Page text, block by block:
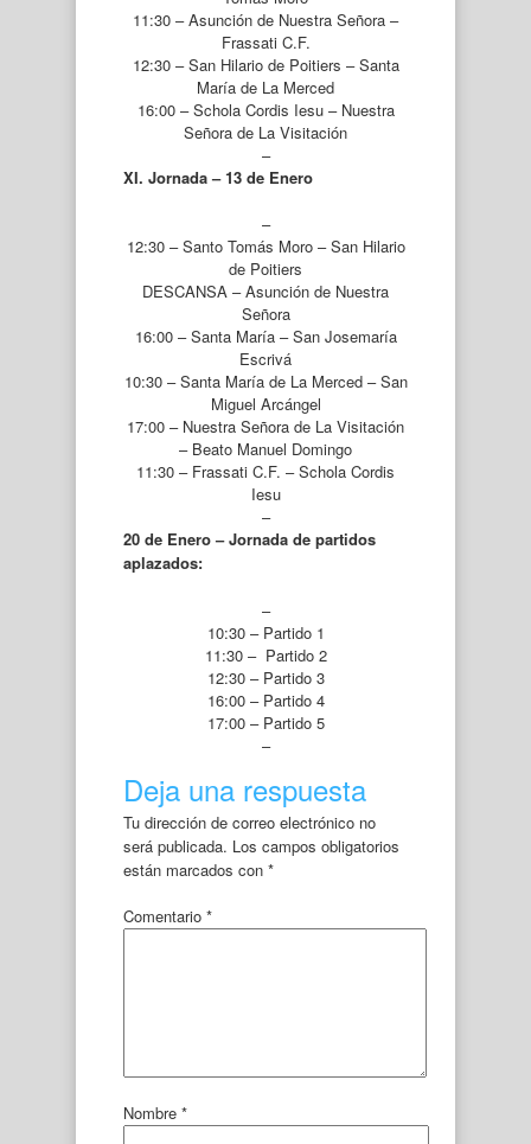
11:30 – Asunción de Nuestra Señora –
Frassati C.F.
12:30 – San Hilario de Poitiers – Santa
María de La Merced
16:00 – Schola Cordis Iesu – Nuestra
Señora de La Visitación
–
XI. Jornada – 13 de Enero
–
12:30 – Santo Tomás Moro – San Hilario
de Poitiers
DESCANSA – Asunción de Nuestra
Señora
16:00 – Santa María – San Josemaría
Escrivá
10:30 – Santa María de La Merced – San
Miguel Arcángel
17:00 – Nuestra Señora de La Visitación
– Beato Manuel Domingo
11:30 – Frassati C.F. – Schola Cordis
Iesu
–
20 de Enero – Jornada de partidos
aplazados:
–
10:30 – Partido 1
11:30 – Partido 2
12:30 – Partido 3
16:00 – Partido 4
17:00 – Partido 5
–
Deja una respuesta
Tu dirección de correo electrónico no
será publicada. Los campos obligatorios
están marcados con *
Comentario *
Nombre *